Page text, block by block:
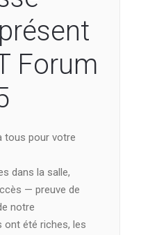
Forum
tous pour votre
dans la salle,
— preuve de
notre
ont été riches, les